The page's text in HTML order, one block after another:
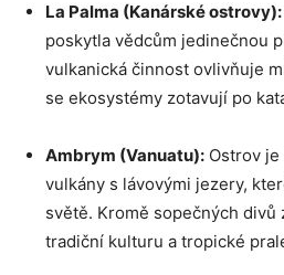
La Palma (Kanárské ostrovy):
poskytla vědcům jedinečnou
vulkanická činnost ovlivňuje
se ekosystémy zotavují po
Ambrym (Vanuatu): Ostrov
vulkány s lávovými jezery,
světě. Kromě sopečných divů
tradiční kulturu a tropické